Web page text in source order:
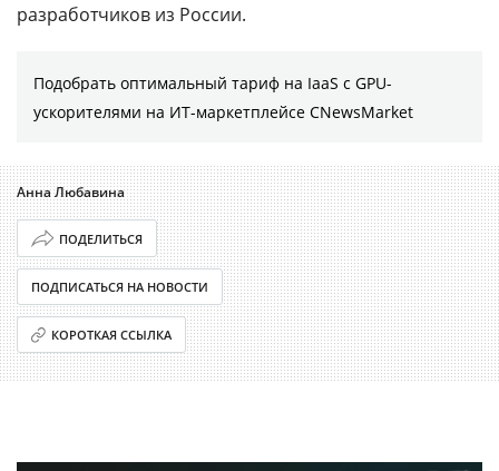
разработчиков из России.
Подобрать оптимальный тариф на IaaS с GPU-
ускорителями на ИТ-маркетплейсе CNewsMarket
Анна Любавина
ПОДЕЛИТЬСЯ
ПОДПИСАТЬСЯ НА НОВОСТИ
КОРОТКАЯ ССЫЛКА